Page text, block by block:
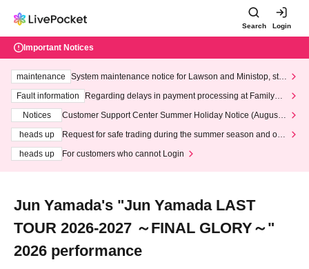
Search Login
Important Notices
maintenance
System maintenance notice for Lawson and Ministop, star
ting at 3:00 AM on Wednesday (Wed)
Fault information
Regarding delays in payment processing at FamilyMa
Notices
Customer Support Center Summer Holiday Notice (August 1
heads up
Request for safe trading during the summer season and our
heads up
For customers who cannot Login
Jun Yamada's "Jun Yamada LAST
TOUR 2026-2027 ～FINAL GLORY～"
2026 performance